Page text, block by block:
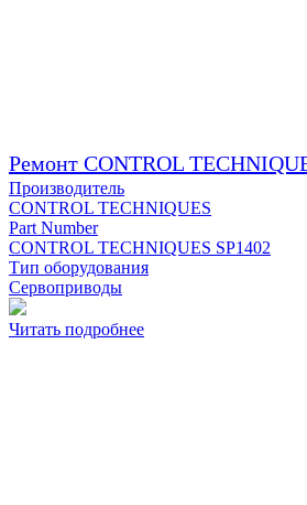
Ремонт CONTROL
Производитель
CONTROL TECHNIQUES
Part Number
CONTROL TECHNIQUES SP1402
Тип оборудования
Сервоприводы
Читать подробнее